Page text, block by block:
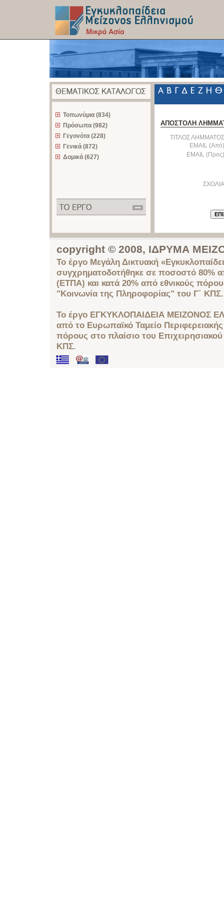
Τοπωνύμια (834)
Πρόσωπα (982)
Γεγονότα (228)
Γενικά (872)
Δομικά (627)
ΑΠΟΣΤΟΛΗ
ΤΙΤΛΟΣ
EMAIL
EMAIL
copyright © 2008, ΙΔΡΥΜΑ
Το έργο Μεγάλη Δικτυακή
συγχρηματοδοτήθηκε σε ποσοστό 80%
(ΕΤΠΑ) και κατά 20% από εθνικούς
"Κοινωνία της Πληροφορίας" του Γ΄ ΚΠΣ.
Το έργο ΕΓΚΥΚΛΟΠΑΙΔΕΙΑ ΜΕΙΖΟΝΟΣ
από το Ευρωπαϊκό Ταμείο
πόρους στο πλαίσιο του
ΚΠΣ.